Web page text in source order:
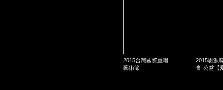
2015台灣國際重唱
藝術節
2015思源
會-公益【